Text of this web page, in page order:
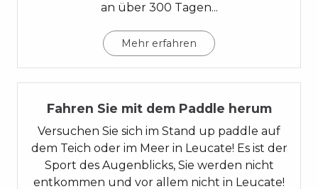
an über 300 Tagen...
Mehr erfahren
02Fahren Sie mit dem Paddle herum
Versuchen Sie sich im Stand up paddle auf
dem Teich oder im Meer in Leucate! Es ist der
Sport des Augenblicks, Sie werden nicht
entkommen und vor allem nicht in Leucate!